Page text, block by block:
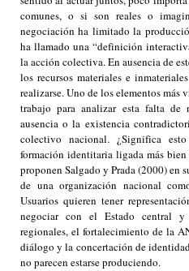
comunes, o si son reales o
negociación ha limitado la
ha llamado una “definición
la acción colectiva. En ausencia de
los recursos materiales e
realizarse. Uno de los elementos más
trabajo para analizar esta falta de
ausencia o la existencia
colectivo nacional. ¿Significa
formación identitaria ligada más
proponen Salgado y Prada (2000) en
de una organización nacional
Usuarios quieren tener
negociar con el Estado central
regionales, el fortalecimiento de la
diálogo y la concertación de
no parecen estarse produciendo.